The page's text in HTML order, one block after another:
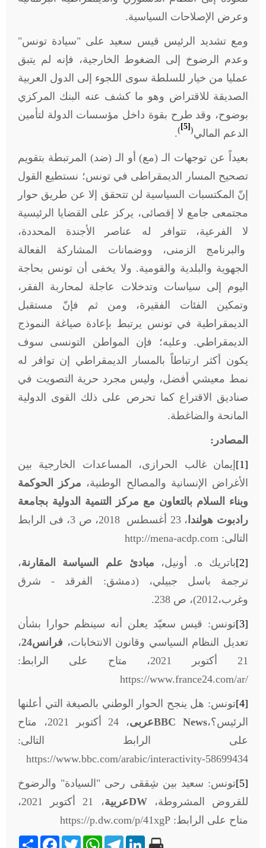
وعرض الإصلاحات السياسية.
ومع تشديد الرئيس قيس سعيد على "سيادة تونس"
وعدم الرضوخ إلى الضغوط الخارجية، فإنه لم يتبق
عمليا من خيار للسلطة سوى اللجوء إلى الدول العربية
الصديقة للاقتراض وهو ما كشف عنه البنك المركزي
بوضوح، وقد طرح بقوة داخل مؤسسات الدولة لتأمين
الدعم المالي(
[5]
)
.
بعيداً عن توجهات الـ (مع) أو الـ (ضد) المرتبطة بتقويم
تصحيح المسار الديمقراطى في تونس؛ نستطيع القول
إنّ المكتسبات السياسية لن تتحقق إلا عن طريق حوار
مجتمعى جامع لا إقصائى، يركز على القضايا الرئيسية
لا الفرعية، تتوافر له عناصر الأجندة المحددة،
والبرنامج الزمنى، ووضمانات المشاركة الفعالة
الجهوية والبلدية والقومية. ولا يخفى أن تونس بحاجة
اليوم إلى سياسات وتدخلات عاجلة لمحاربة الفقر،
وتمكين الفئات الفقيرة، ومن ثم فإنّ مستقبل
الديمقراطية في تونس يرتبط بإعادة صياغة النموذج
الديمقراطي. وعليه؛ فإن المواطن التونسى سوف
يكون أكثر ارتباطاً بالمسار الديمقراطي إن توافر له
نمط معيشي أفضل، وليس مجرد حرية التصويت في
صناديق الاقتراع كما تحرص على ذلك القوى الدولية
المانحة والضاغطة.
المصادر:
[1] إيمان غالب الحرازى، المساعدات الخارجية بين
الأغراض الإنسانية والمصالح الوطنية، مركز الحوكمة
وبناء السلام بالتعاون مع مركز التنمية الدولية بجامعة
رادبوت هولندا
، 23 أغسطس 2018، ص 3، فى الرابط
التالى: http://mena-acdp.com
[2]باتريك ه. أونيل، مبادئ علم السياسة المقارنة،
ترجمة باسل جبيلي، (دمشق: الفرقد - شرق
وغرب،2012)، ص 238.
[3]تونس: قيس سعيّد يعلن أنه سينظم حوارا بشأن
تعديل النظام السياسي وقانون الانتخابات، فرانس24
،
21 أكتوبر 2021، متاح على الرابط:
https://www.france24.com/ar/
[4]تونس: هل ينجح الحوار الوطني بالصيغة التي أعلنها
الرئيس؟،BBC Newsعربى
، 24 أكتوبر 2021، متاح
على الرابط التالى:
https://www.bbc.com/arabic/interactivity-58699434
[5]تونس: سعيد بين شِققى رحى "السيادة" والرضوخ
للقروض المشروطة،DWعربية
، 21 أكتوبر 2021،
متاح على الرابط: https://p.dw.com/p/41xgP
Share
FacebookTwitter
WhatsApp
Telegram
LinkedIn